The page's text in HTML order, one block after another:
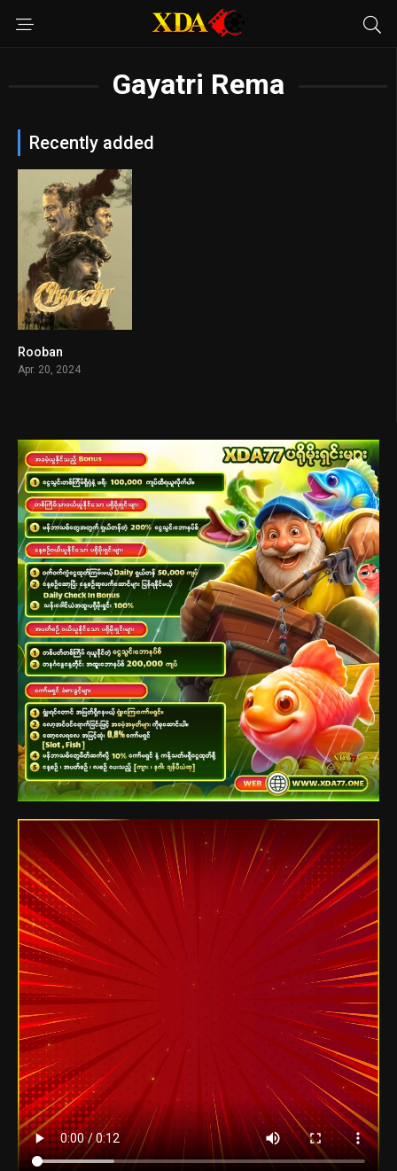
Gayatri Rema
Recently added
Rooban
Apr. 20, 2024